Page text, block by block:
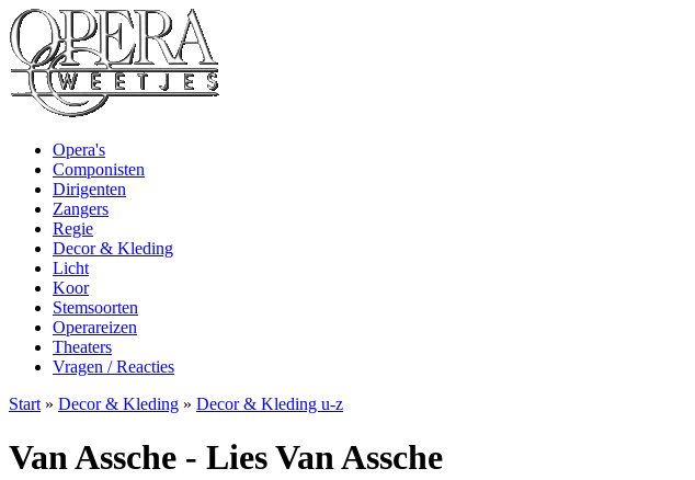
Opera's
Componisten
Dirigenten
Zangers
Regie
Decor & Kleding
Licht
Koor
Stemsoorten
Operareizen
Theaters
Vragen / Reacties
Start » Decor & Kleding » Decor & Kleding u-z
Van Assche - Lies Van Assche